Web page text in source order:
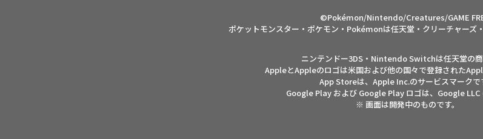
©Pokémon/Nintendo/Creatures/GAME
ポケットモンスター・ポケモン・Pokémonは任天堂・クリーチャーズ
ニンテンドー3DS・Nintendo Switchは任天堂の商
AppleとAppleのロゴは米国および他の国々で登録された
App Storeは、Apple Inc.のサービスマークで
Google Play および Google Play ロゴは、Google LLC
※ 画面は開発中のものです。